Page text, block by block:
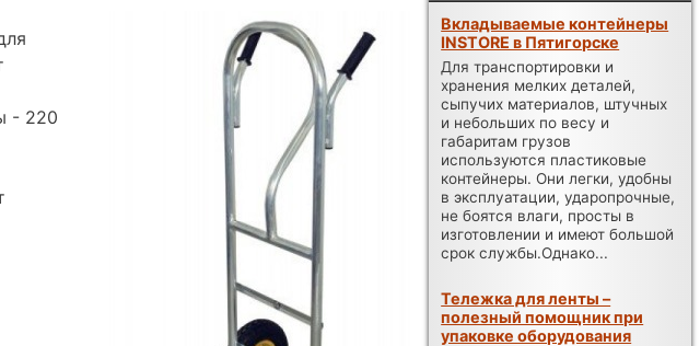
- 220
Вкладываемые контейнеры
INSTORE в Пятигорске
Для транспортировки и
хранения мелких деталей,
сыпучих материалов, штучных
и небольших по весу и
габаритам грузов
используются пластиковые
контейнеры. Они легки, удобны
в эксплуатации, ударопрочные,
не боятся влаги, просты в
изготовлении и имеют большой
срок службы.Однако...
Тележка для ленты –
полезный помощник при
упаковке оборудования